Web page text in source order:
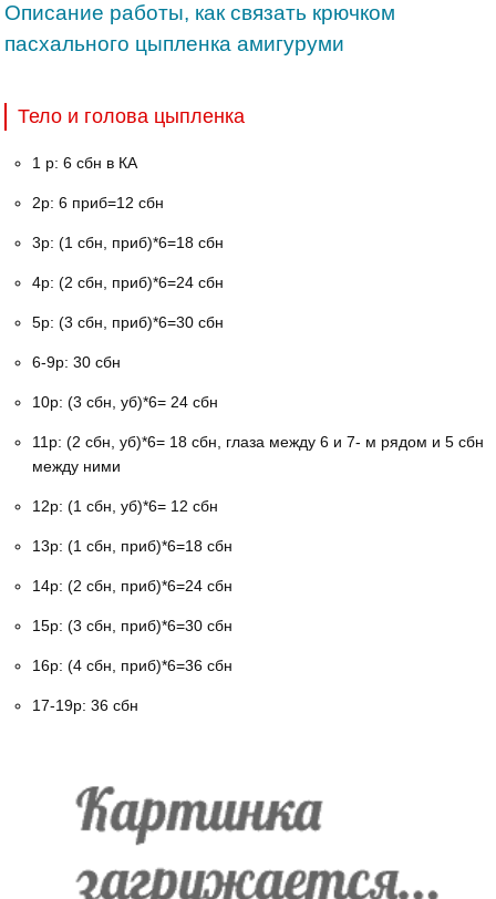
Описание работы, как связать крючком
пасхального цыпленка амигуруми
Тело и голова цыпленка
1 р: 6 сбн в КА
2р: 6 приб=12 сбн
3р: (1 сбн, приб)*6=18 сбн
4р: (2 сбн, приб)*6=24 сбн
5р: (3 сбн, приб)*6=30 сбн
6-9р: 30 сбн
10р: (3 сбн, уб)*6= 24 сбн
11р: (2 сбн, уб)*6= 18 сбн, глаза между 6 и 7- м рядом и 5 сбн
между ними
12р: (1 сбн, уб)*6= 12 сбн
13р: (1 сбн, приб)*6=18 сбн
14р: (2 сбн, приб)*6=24 сбн
15р: (3 сбн, приб)*6=30 сбн
16р: (4 сбн, приб)*6=36 сбн
17-19р: 36 сбн